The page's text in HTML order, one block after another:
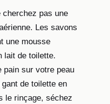
cherchez pas une
Les savons
une mousse
lait de toilette.
pain sur votre peau
de toilette en
le rinçage, séchez